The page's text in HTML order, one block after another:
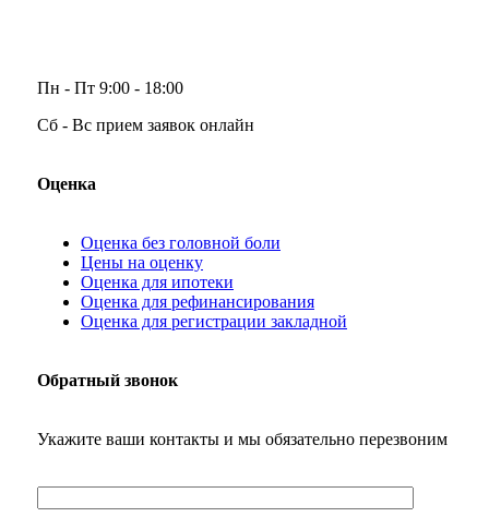
Пн - Пт 9:00 - 18:00
Сб - Вс прием заявок онлайн
Оценка
Оценка без головной боли
Цены на оценку
Оценка для ипотеки
Оценка для рефинансирования
Оценка для регистрации закладной
Обратный звонок
Укажите ваши контакты и мы обязательно перезвоним